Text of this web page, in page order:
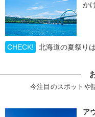
か
CHECK! 北海道の夏祭り
今注目のスポットや
ア